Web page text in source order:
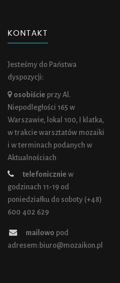
KONTAKT
Jesteśmy do Państwa
dyspozycji:
osobiście przy Al.
Niepodległości 165 w
Warszawie, lokal 100, I klatka,
w trakcie warsztatów mozaiki
i w terminach podanych w
Aktualnościach
telefonicznie w
godzinach 11-19 od
poniedziałku do soboty (+48)
600 402 629
mailowo pod
adresem:biuro@mozaikon.pl